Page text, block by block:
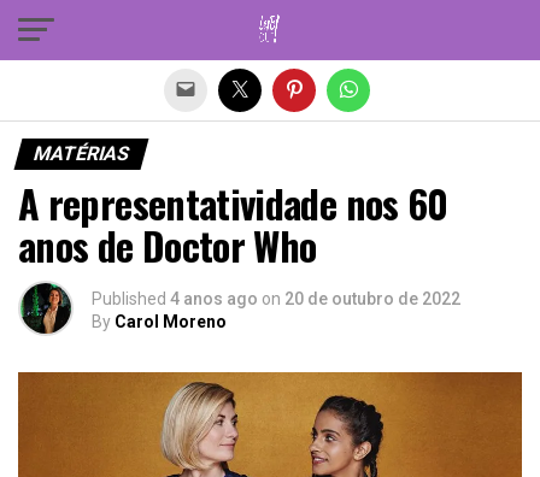
MATÉRIAS
A representatividade nos 60
anos de Doctor Who
Published 4 anos ago on 20 de outubro de 2022
By Carol Moreno
Sair da versão mobile